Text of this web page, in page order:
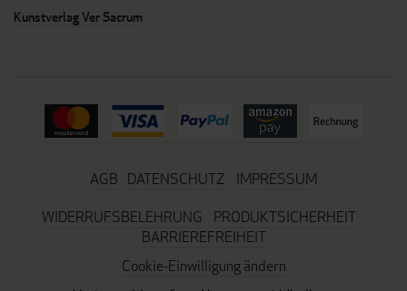
Kunstverlag Ver Sacrum
AGB DATENSCHUTZ
IMPRESSUM
WIDERRUFSBELEHRUNG
PRODUKTSICHERHEIT
BARRIEREFREIHEIT
Cookie-Einwilligung ändern